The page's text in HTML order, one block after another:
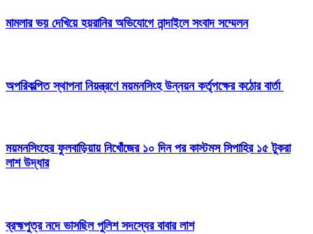
মামলার ভয় দেখিয়ে হয়রানির অভিযোগে নান্দাইলে সংবাদ সম্মেলন
অপরিকল্পিত স্থাপনা নিয়ন্ত্রণে ময়মনসিংহ উন্নয়ন কর্তৃপক্ষের কঠোর বার্তা
ময়মনসিংহের ফুলবাড়িয়ায় নিখোঁজের ১০ দিন পর কাস্টমস সিপাহির ১৫ টুকরা
লাশ উদ্ধার
ব্রহ্মপুত্র নদে ভাসছিল পুলিশ সদস্যের বাবার লাশ